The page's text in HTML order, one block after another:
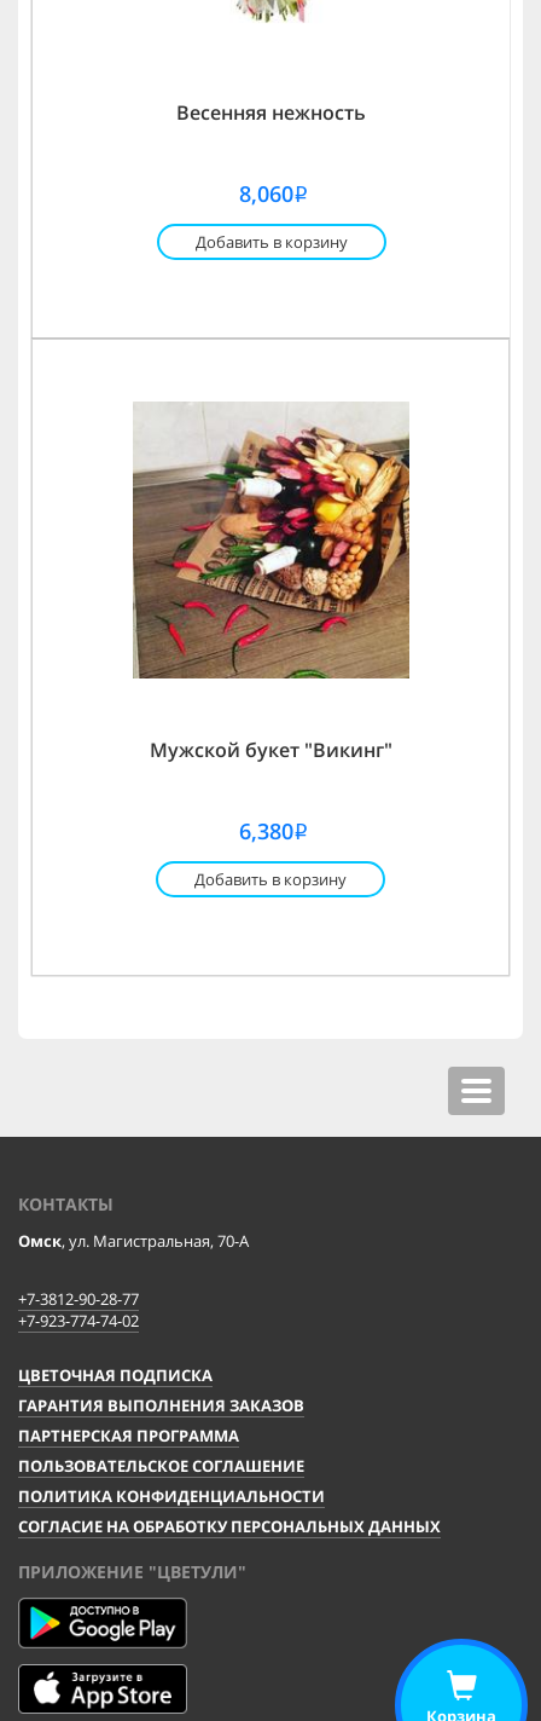
Весенняя нежность
8,060i
Добавить в корзину
Мужской букет "Викинг"
6,380i
Добавить в корзину
Toggle
КОНТАКТЫ
Омск, ул. Магистральная, 70-А
+7-3812-90-28-77
+7-923-774-74-02
ЦВЕТОЧНАЯ ПОДПИСКА
ГАРАНТИЯ ВЫПОЛНЕНИЯ ЗАКАЗОВ
ПАРТНЕРСКАЯ ПРОГРАММА
ПОЛЬЗОВАТЕЛЬСКОЕ СОГЛАШЕНИЕ
ПОЛИТИКА КОНФИДЕНЦИАЛЬНОСТИ
СОГЛАСИЕ НА ОБРАБОТКУ ПЕРСОНАЛЬНЫХ ДАННЫХ
ПРИЛОЖЕНИЕ "ЦВЕТУЛИ"
Корзина